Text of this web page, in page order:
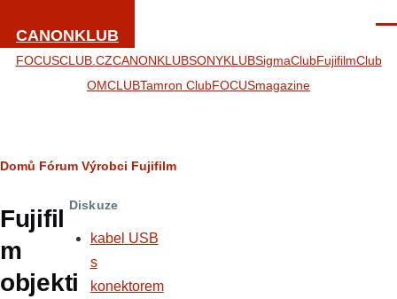
CANONKLUB
FOCUSCLUB.CZCANONKLUBSONYKLUBSigmaClubFujifilmClub
OMCLUBTamron ClubFOCUSmagazine
Drobečková
navigace
Domů Fórum Výrobci Fujifilm
Fujifil
m
objekti
Diskuze
kabel USB
s
konektorem